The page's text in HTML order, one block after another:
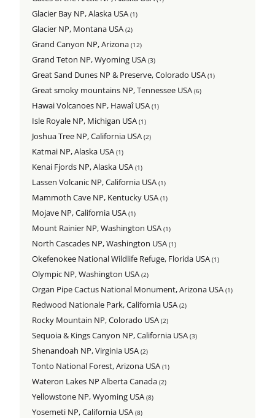
Glacier Bay NP, Alaska USA(1)
Glacier NP, Montana USA(2)
Grand Canyon NP, Arizona(12)
Grand Teton NP, Wyoming USA(3)
Great Sand Dunes NP & Preserve, Colorado USA(1)
Great smoky mountains NP, Tennessee USA(6)
Hawai Volcanoes NP, Hawaî USA(1)
Isle Royale NP, Michigan USA(1)
Joshua Tree NP, California USA(2)
Katmai NP, Alaska USA(1)
Kenai Fjords NP, Alaska USA(1)
Lassen Volcanic NP, California USA(1)
Mammoth Cave NP, Kentucky USA(1)
Mojave NP, California USA(1)
Mount Rainier NP, Washington USA(1)
North Cascades NP, Washington USA(1)
Okefenokee National Wildlife Refuge, Florida USA(1)
Olympic NP, Washington USA(2)
Organ Pipe Cactus National Monument, Arizona USA(1)
Redwood Nationale Park, California USA(2)
Rocky Mountain NP, Colorado USA(2)
Sequoia & Kings Canyon NP, California USA(3)
Shenandoah NP, Virginia USA(2)
Tonto National Forest, Arizona USA(1)
Wateron Lakes NP Alberta Canada(2)
Yellowstone NP, Wyoming USA(8)
Yosemeti NP, California USA(8)